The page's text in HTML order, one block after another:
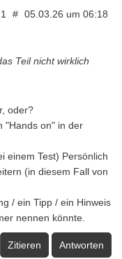
1 # 05.03.26 um 06:18
Teil nicht wirklich
oder?
"Hands on" in der
einem Test) Persönlich
(in diesem Fall von
/ ein Tipp / ein Hinweis
nennen könnte.
Zitieren Antworten